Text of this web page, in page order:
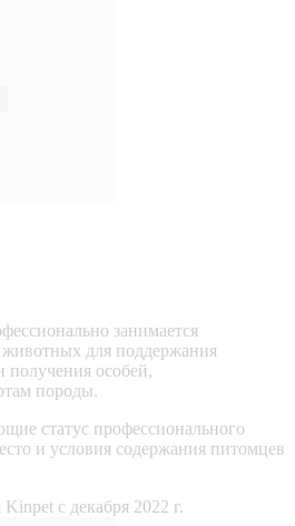
занимается
для поддержания
получения особей,
породы.
статус профессионального
и условия содержания питомцев
c декабря 2022 г.